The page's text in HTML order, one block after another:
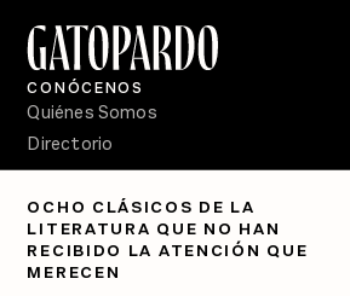
OCHO CLÁSICOS DE LA
LITERATURA QUE NO HAN
RECIBIDO LA ATENCIÓN QUE
MERECEN
CONÓCENOS
Quiénes Somos
Directorio
PÓDCASTS
Semanario Gatopardo
En Qué Momento
Crecer en Distopía